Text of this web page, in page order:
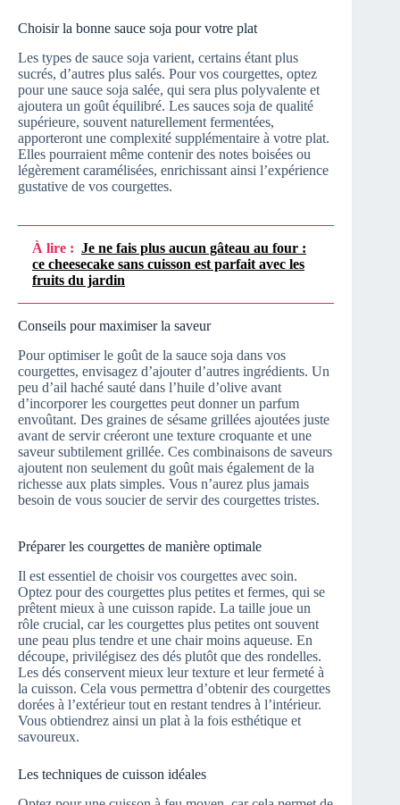
Choisir la bonne sauce soja pour votre plat
Les types de sauce soja varient, certains étant plus
sucrés, d’autres plus salés. Pour vos courgettes, optez
pour une sauce soja salée, qui sera plus polyvalente et
ajoutera un goût équilibré. Les sauces soja de qualité
supérieure, souvent naturellement fermentées,
apporteront une complexité supplémentaire à votre plat.
Elles pourraient même contenir des notes boisées ou
légèrement caramélisées, enrichissant ainsi l’expérience
gustative de vos courgettes.
À lire : Je ne fais plus aucun gâteau au four :
ce cheesecake sans cuisson est parfait avec les
fruits du jardin
Conseils pour maximiser la saveur
Pour optimiser le goût de la sauce soja dans vos
courgettes, envisagez d’ajouter d’autres ingrédients. Un
peu d’ail haché sauté dans l’huile d’olive avant
d’incorporer les courgettes peut donner un parfum
envoûtant. Des graines de sésame grillées ajoutées juste
avant de servir créeront une texture croquante et une
saveur subtilement grillée. Ces combinaisons de saveurs
ajoutent non seulement du goût mais également de la
richesse aux plats simples. Vous n’aurez plus jamais
besoin de vous soucier de servir des courgettes tristes.
Préparer les courgettes de manière optimale
Il est essentiel de choisir vos courgettes avec soin.
Optez pour des courgettes plus petites et fermes, qui se
prêtent mieux à une cuisson rapide. La taille joue un
rôle crucial, car les courgettes plus petites ont souvent
une peau plus tendre et une chair moins aqueuse. En
découpe, privilégisez des dés plutôt que des rondelles.
Les dés conservent mieux leur texture et leur fermeté à
la cuisson. Cela vous permettra d’obtenir des courgettes
dorées à l’extérieur tout en restant tendres à l’intérieur.
Vous obtiendrez ainsi un plat à la fois esthétique et
savoureux.
Les techniques de cuisson idéales